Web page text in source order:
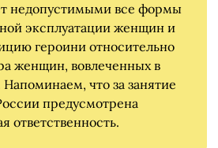
недопустимыми все формы
эксплуатации женщин и
героини относительно
женщин, вовлеченных в
что за занятие
предусмотрена
ответственность.